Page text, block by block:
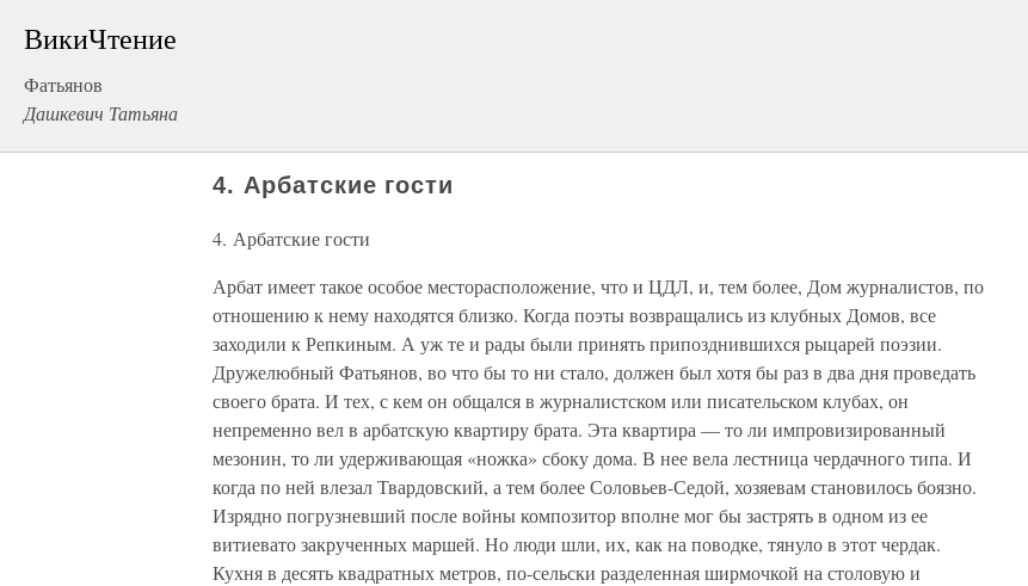
ВикиЧтение
Фатьянов
Дашкевич Татьяна
4. Арбатские гости
4. Арбатские гости
Арбат имеет такое особое месторасположение, что и ЦДЛ, и, тем более, Дом журналистов, по
отношению к нему находятся близко. Когда поэты возвращались из клубных Домов, все
заходили к Репкиным. А уж те и рады были принять припозднившихся рыцарей поэзии.
Дружелюбный Фатьянов, во что бы то ни стало, должен был хотя бы раз в два дня проведать
своего брата. И тех, с кем он общался в журналистском или писательском клубах, он
непременно вел в арбатскую квартиру брата. Эта квартира — то ли импровизированный
мезонин, то ли удерживающая «ножка» сбоку дома. В нее вела лестница чердачного типа. И
когда по ней влезал Твардовский, а тем более Соловьев-Седой, хозяевам становилось боязно.
Изрядно погрузневший после войны композитор вполне мог бы застрять в одном из ее
витиевато закрученных маршей. Но люди шли, их, как на поводке, тянуло в этот чердак.
Кухня в десять квадратных метров, по-сельски разделенная ширмочкой на столовую и